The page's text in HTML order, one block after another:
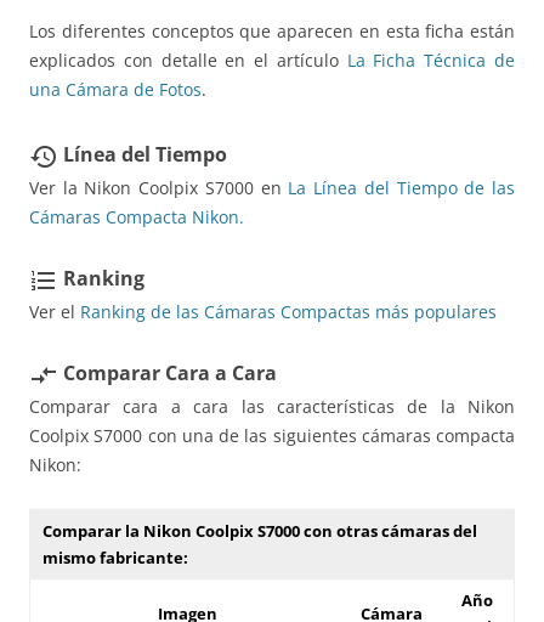
Los diferentes conceptos que aparecen en esta ficha están
explicados con detalle en el artículo La Ficha Técnica de
una Cámara de Fotos.
restore Línea del Tiempo
Ver la Nikon Coolpix S7000 en La Línea del Tiempo de las
Cámaras Compacta Nikon.
format_list_numbered Ranking
Ver el Ranking de las Cámaras Compactas más populares
compare_arrows Comparar Cara a Cara
Comparar cara a cara las características de la Nikon
Coolpix S7000 con una de las siguientes cámaras compacta
Nikon:
Comparar la Nikon Coolpix S7000 con otras cámaras del
mismo fabricante:
Imagen Cámara
Año